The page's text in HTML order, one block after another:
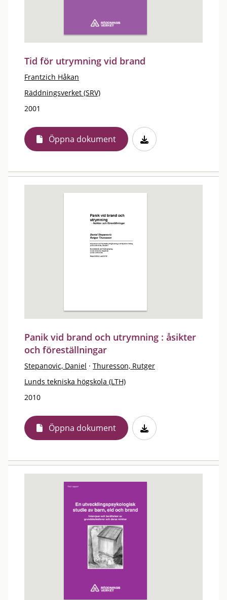
Tid för utrymning vid brand
Frantzich Håkan
Räddningsverket (SRV)
2001
Öppna dokument
Panik vid brand och utrymning : åsikter
och föreställningar
Stepanovic, Daniel · Thuresson, Rutger
Lunds tekniska högskola (LTH)
2010
Öppna dokument